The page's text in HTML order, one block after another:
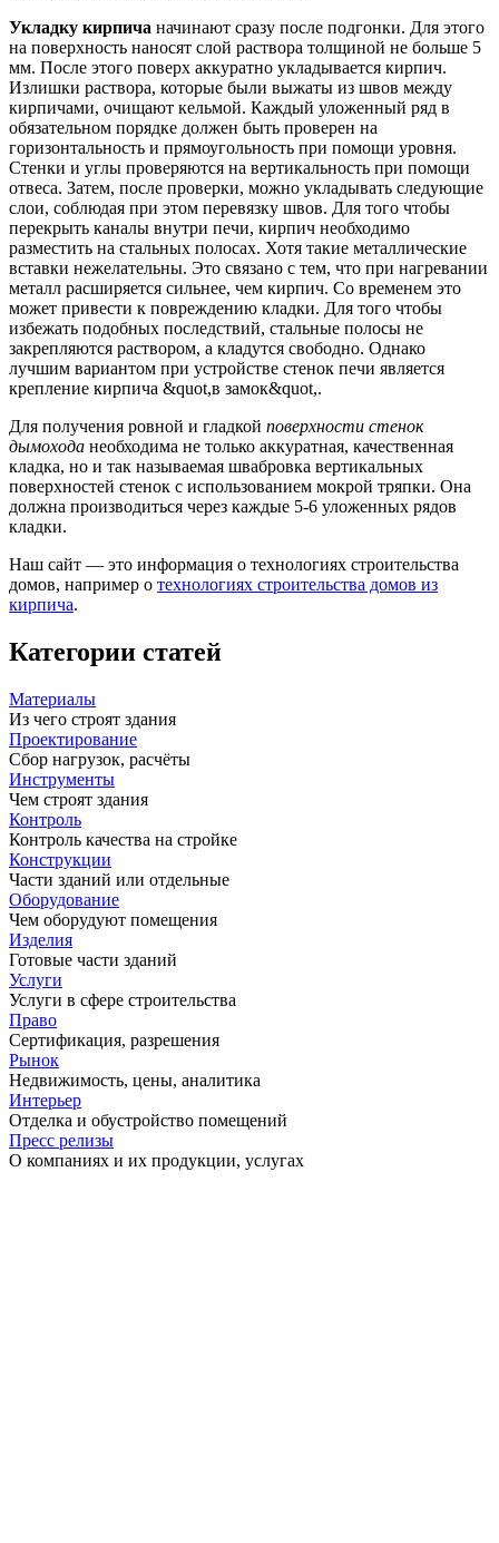
Укладку кирпича начинают сразу после подгонки. Для этого
на поверхность наносят слой раствора толщиной не больше 5
мм. После этого поверх аккуратно укладывается кирпич.
Излишки раствора, которые были выжаты из швов между
кирпичами, очищают кельмой. Каждый уложенный ряд в
обязательном порядке должен быть проверен на
горизонтальность и прямоугольность при помощи уровня.
Стенки и углы проверяются на вертикальность при помощи
отвеса. Затем, после проверки, можно укладывать следующие
слои, соблюдая при этом перевязку швов. Для того чтобы
перекрыть каналы внутри печи, кирпич необходимо
разместить на стальных полосах. Хотя такие металлические
вставки нежелательны. Это связано с тем, что при нагревании
металл расширяется сильнее, чем кирпич. Со временем это
может привести к повреждению кладки. Для того чтобы
избежать подобных последствий, стальные полосы не
закрепляются раствором, а кладутся свободно. Однако
лучшим вариантом при устройстве стенок печи является
крепление кирпича &quot,в замок&quot,.
Для получения ровной и гладкой поверхности стенок
дымохода необходима не только аккуратная, качественная
кладка, но и так называемая швабровка вертикальных
поверхностей стенок с использованием мокрой тряпки. Она
должна производиться через каждые 5-6 уложенных рядов
кладки.
Наш сайт — это информация о технологиях строительства
домов, например о технологиях строительства домов из
кирпича.
Категории статей
Материалы
Из чего строят здания
Проектирование
Сбор нагрузок, расчёты
Инструменты
Чем строят здания
Контроль
Контроль качества на стройке
Конструкции
Части зданий или отдельные
Оборудование
Чем оборудуют помещения
Изделия
Готовые части зданий
Услуги
Услуги в сфере строительства
Право
Сертификация, разрешения
Рынок
Недвижимость, цены, аналитика
Интерьер
Отделка и обустройство помещений
Пресс релизы
О компаниях и их продукции, услугах